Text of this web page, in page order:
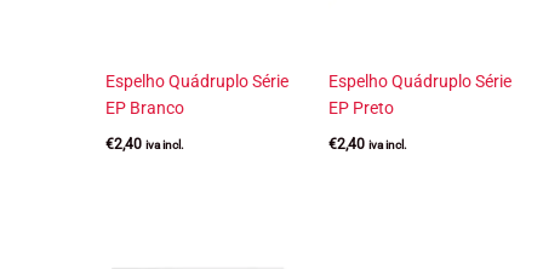
Espelho Quádruplo Série
EP Branco
€2,40 iva incl.
Espelho Quádruplo Série
EP Preto
€2,40 iva incl.